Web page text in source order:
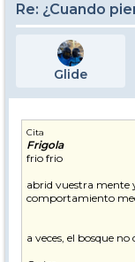
Re: ¿Cuando
Glide
Cita
Frigola
frio frio
abrid vuestra mente
comportamiento
a veces, el bosque no